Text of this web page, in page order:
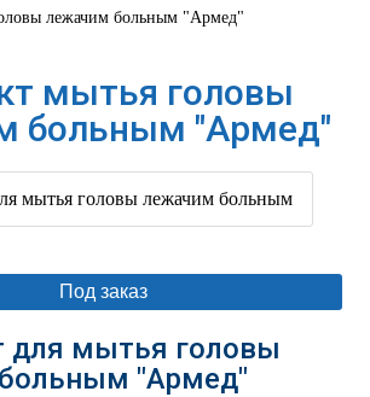
лежачим больным "Армед"
мытья головы
больным "Армед"
Под заказ
для мытья головы
"Армед"